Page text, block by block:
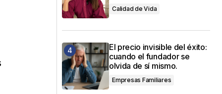
Calidad de Vida
El precio invisible del éxito:
cuando el fundador se
olvida de sí mismo.
Empresas Familiares